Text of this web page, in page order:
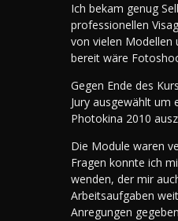
Ich bekam genug
professionellen
von vielen Modellen
bereit wäre
Gegen Ende des
Jury ausgewählt um
Photokina 2010
Die Module waren
Fragen konnte ich
wenden, der mir
Arbeitsaufgaben
Anregungen